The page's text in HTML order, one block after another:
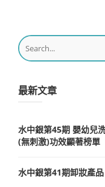
最新文章
水中銀第45期 嬰幼兒
(無刺激)功效顯著榜單
水中銀第41期卸妝產